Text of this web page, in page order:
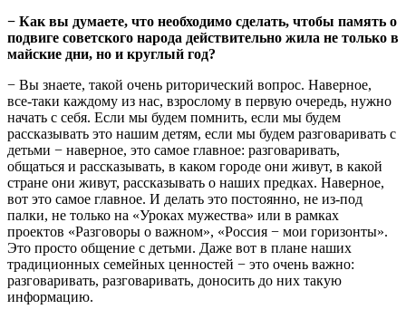
− Как вы думаете, что необходимо сделать, чтобы память о
подвиге советского народа действительно жила не только в
майские дни, но и круглый год?
− Вы знаете, такой очень риторический вопрос. Наверное,
все-таки каждому из нас, взрослому в первую очередь, нужно
начать с себя. Если мы будем помнить, если мы будем
рассказывать это нашим детям, если мы будем разговаривать с
детьми − наверное, это самое главное: разговаривать,
общаться и рассказывать, в каком городе они живут, в какой
стране они живут, рассказывать о наших предках. Наверное,
вот это самое главное. И делать это постоянно, не из-под
палки, не только на «Уроках мужества» или в рамках
проектов «Разговоры о важном», «Россия − мои горизонты».
Это просто общение с детьми. Даже вот в плане наших
традиционных семейных ценностей − это очень важно:
разговаривать, разговаривать, доносить до них такую
информацию.